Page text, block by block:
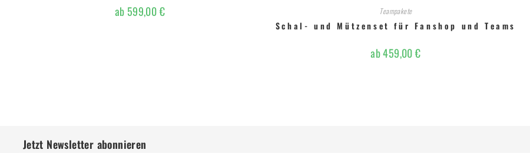
ab 599,00€ Teampakete
Schal- und Mützenset für Fanshop und Teams
ab459,00€
Jetzt Newsletter abonnieren